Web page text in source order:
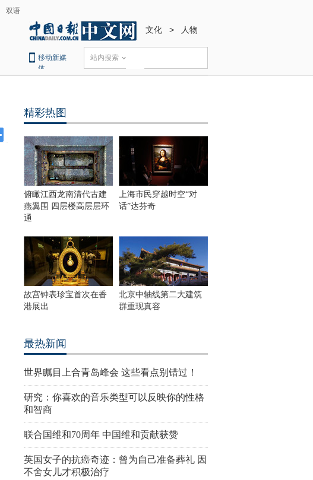
双语
文化 > 人物
移动新媒
体
站内搜索
精彩热图
俯瞰江西龙南清代古建
燕翼围 四层楼高层层环
通
上海市民穿越时空“对
话”达芬奇
故宫钟表珍宝首次在香
港展出
北京中轴线第二大建筑
群重现真容
最热新闻
世界瞩目上合青岛峰会 这些看点别错过！
研究：你喜欢的音乐类型可以反映你的性格
和智商
联合国维和70周年 中国维和贡献获赞
英国女子的抗癌奇迹：曾为自己准备葬礼 因
不舍女儿才积极治疗